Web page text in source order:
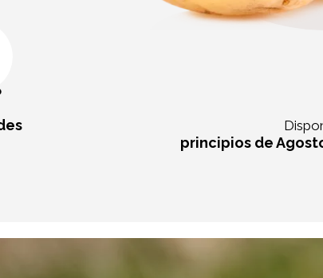
principios de